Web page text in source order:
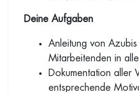
Deine Aufgaben
Anleitung von
Mitarbeitenden in
Dokumentation aller
entsprechende